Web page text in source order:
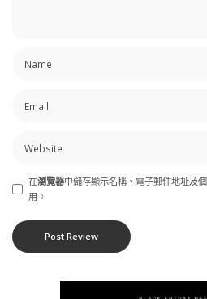
在瀏覽器中儲存顯示名稱、電子郵件地址及
用。